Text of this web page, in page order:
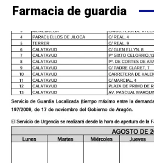
Farmacia de guardia